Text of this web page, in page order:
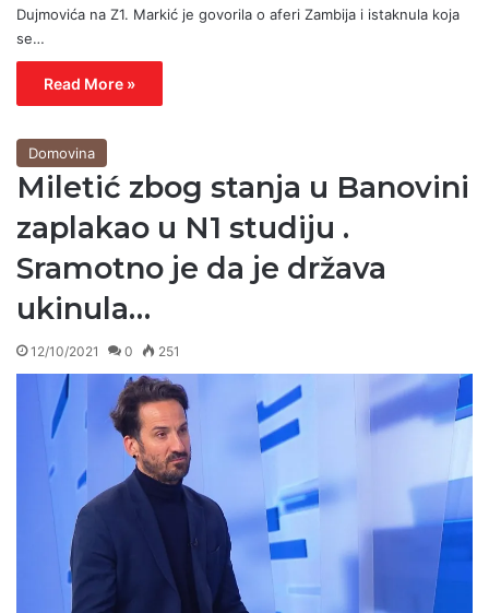
Dujmovića na Z1. Markić je govorila o aferi Zambija i istaknula koja
se…
Read More »
Domovina
Miletić zbog stanja u Banovini
zaplakao u N1 studiju .
Sramotno je da je država
ukinula…
12/10/2021 0 251